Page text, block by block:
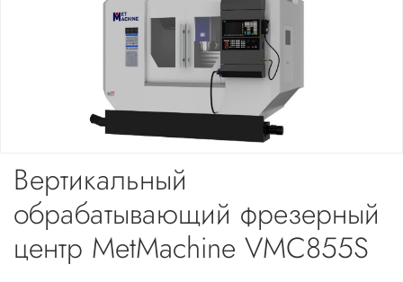
Вертикальный
обрабатывающий фрезерный
центр MetMachine VMC855S